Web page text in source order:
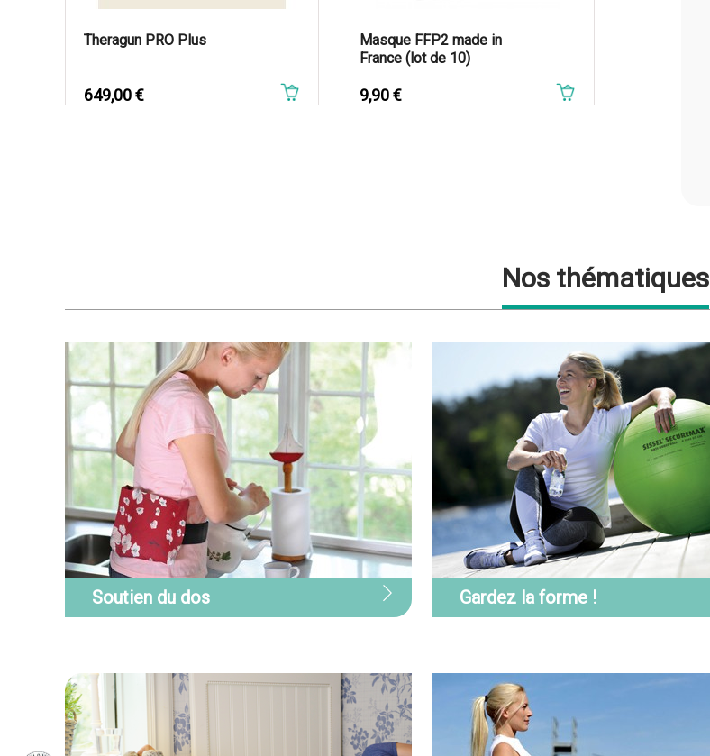
Theragun PRO Plus
Prix
649,00 €
Masque FFP2 made in
France (lot de 10)
Prix
9,90 €
RIW Pro bundle BlazePod
Nos thématiques
Soutien du dos
produits qui vont vous apporter
confort et bien-être dans toutes vos
activités, à la maison comme au
travail : chaises ergonomiques,
appareils de massage, ceintures
sacro-iliaque.
Soutien du dos Gardez la forme !
grâce à une gamme ergonomique et
fiable : bande élastique, tapis de gym
recommandée par les professionnels
de santé
Gardez la forme !